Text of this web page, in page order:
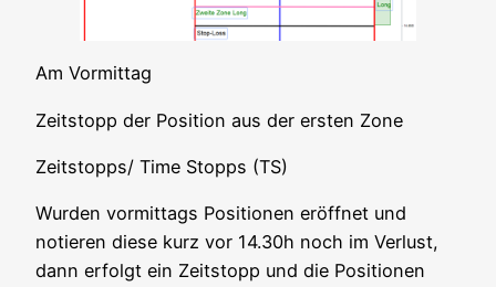
Am Vor­mit­tag
Zeit­stopp der Posi­ti­on aus der ers­ten Zone
Zeitstopps/ Time Stopps (TS)
Wur­den vor­mit­tags Posi­tio­nen eröff­net und
notie­ren die­se kurz vor 14.30h noch im Ver­lust,
dann erfolgt ein Zeit­stopp und die Posi­tio­nen